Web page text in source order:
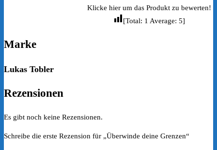
Klicke hier um das Produkt zu bewerten!
[Total: 1 Average: 5]
Marke
Lukas Tobler
Rezensionen
Es gibt noch keine Rezensionen.
Schreibe die erste Rezension für „Überwinde deine Grenzen“